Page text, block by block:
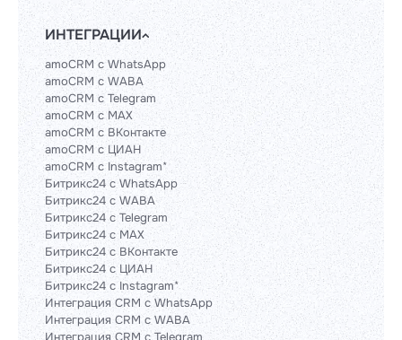
ИНТЕГРАЦИИ
amoCRM с WhatsApp
amoCRM с WABA
amoCRM с Telegram
amoCRM с MAX
amoCRM с ВКонтакте
amoCRM с ЦИАН
amoCRM с Instagram*
Битрикс24 с WhatsApp
Битрикс24 с WABA
Битрикс24 с Telegram
Битрикс24 с MAX
Битрикс24 с ВКонтакте
Битрикс24 с ЦИАН
Битрикс24 с Instagram*
Интеграция CRM с WhatsApp
Интеграция CRM с WABA